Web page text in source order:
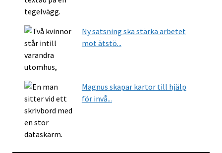
Ny satsning ska stärka arbetet
mot ätstö...
Magnus skapar kartor till hjälp
för invå...